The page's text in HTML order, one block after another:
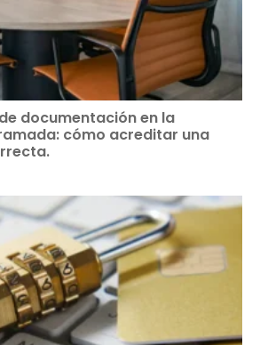
documentación en la
cómo acreditar una